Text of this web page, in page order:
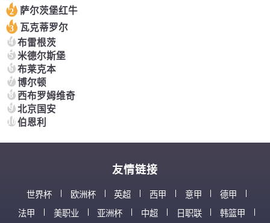
2 萨尔茨堡红牛
3 瓦克蒂罗尔
4 布雷根茨
5 米德尔斯堡
6 布莱克本
7 博尔顿
8 西布罗姆维奇
9 北京国安
10伯恩利
友情链接
世界杯 欧洲杯 英超 西甲 意甲
德甲
法甲
美职业 亚洲杯 中超 日职联 韩篮甲